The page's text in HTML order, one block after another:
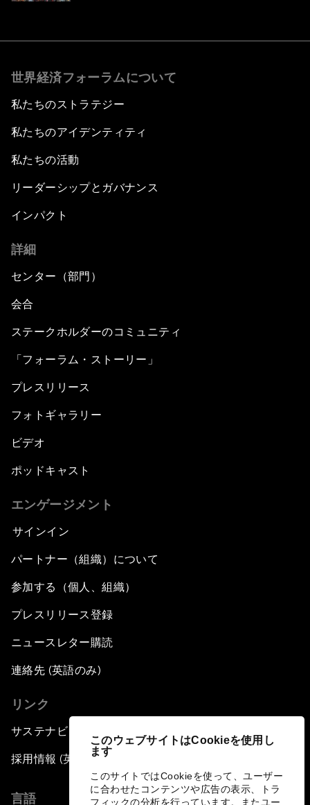
このウェブサイトはCookieを使用し
ます
このサイトではCookieを使って、ユーザー
に合わせたコンテンツや広告の表示、トラ
フィックの分析を行っています。またユー
世界経済フォーラムについて
私たちのストラテジー
私たちのアイデンティティ
私たちの活動
リーダーシップとガバナンス
インパクト
詳細
センター（部門）
会合
ステークホルダーのコミュニティ
「フォーラム・ストーリー」
プレスリリース
フォトギャラリー
ビデオ
ポッドキャスト
エンゲージメント
サインイン
パートナー（組織）について
参加する（個人、組織）
プレスリリース登録
ニュースレター購読
連絡先 (英語のみ)
リンク
サステナビリティへの取り組み
採用情報 (英語のみ)
言語